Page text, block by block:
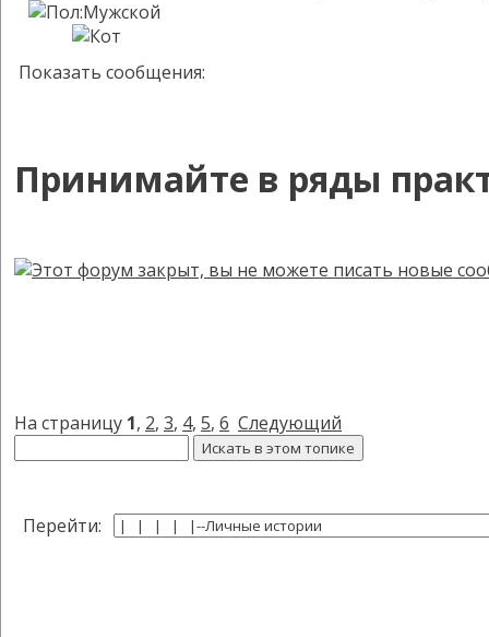
Показать сообщения:
Принимайте в ряды
На страницу 1, 2, 3, 4, 5, 6 Следующий
Перейти: